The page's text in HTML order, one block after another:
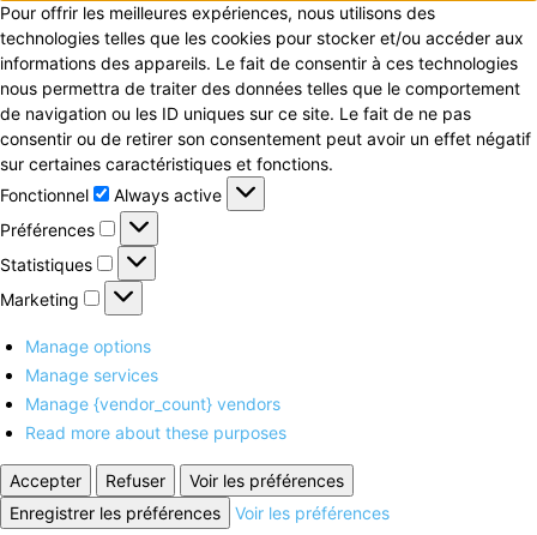
Pour offrir les meilleures expériences, nous utilisons des
technologies telles que les cookies pour stocker et/ou accéder aux
informations des appareils. Le fait de consentir à ces technologies
nous permettra de traiter des données telles que le comportement
de navigation ou les ID uniques sur ce site. Le fait de ne pas
consentir ou de retirer son consentement peut avoir un effet négatif
sur certaines caractéristiques et fonctions.
Fonctionnel
Fonctionnel
Always active
Préférences
Préférences
Statistiques Statistiques
Marketing Marketing
Manage options
Manage services
Manage {vendor_count} vendors
Read more about these purposes
Accepter Refuser
Voir les préférences
Enregistrer les préférences
Voir les préférences